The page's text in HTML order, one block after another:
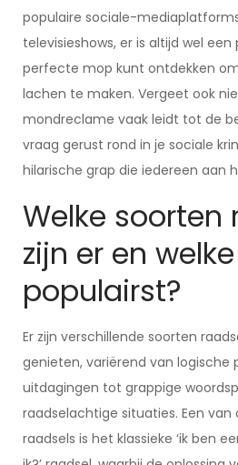
populaire sociale-
televisieshows, er is altijd wel een
perfecte mop kunt ontdekken
lachen te maken. Vergeet ook
mondreclame vaak leidt tot de
vraag gerust rond in je sociale
hilarische grap die iedereen aan
Welke soorten
zijn er en
populairst?
Er zijn verschillende soorten
genieten, variërend van logische
uitdagingen tot grappige
raadselachtige situaties. Een
raadsels is het klassieke ‘ik ben